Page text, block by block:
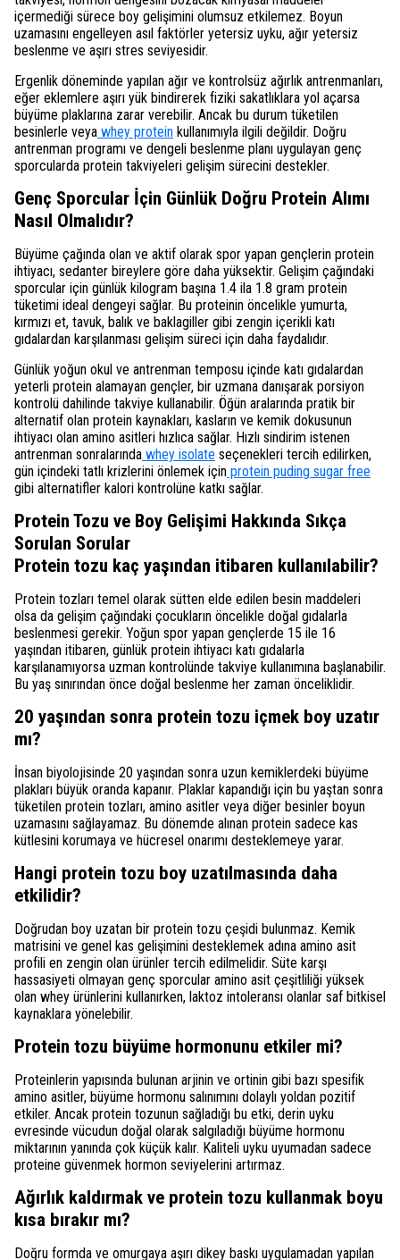
içermediği sürece boy gelişimini olumsuz etkilemez. Boyun
uzamasını engelleyen asıl faktörler yetersiz uyku, ağır yetersiz
beslenme ve aşırı stres seviyesidir.
Ergenlik döneminde yapılan ağır ve kontrolsüz ağırlık antrenmanları,
eğer eklemlere aşırı yük bindirerek fiziki sakatlıklara yol açarsa
büyüme plaklarına zarar verebilir. Ancak bu durum tüketilen
besinlerle veya whey protein kullanımıyla ilgili değildir. Doğru
antrenman programı ve dengeli beslenme planı uygulayan genç
sporcularda protein takviyeleri gelişim sürecini destekler.
Genç Sporcular İçin Günlük Doğru Protein Alımı
Nasıl Olmalıdır?
Büyüme çağında olan ve aktif olarak spor yapan gençlerin protein
ihtiyacı, sedanter bireylere göre daha yüksektir. Gelişim çağındaki
sporcular için günlük kilogram başına 1.4 ila 1.8 gram protein
tüketimi ideal dengeyi sağlar. Bu proteinin öncelikle yumurta,
kırmızı et, tavuk, balık ve baklagiller gibi zengin içerikli katı
gıdalardan karşılanması gelişim süreci için daha faydalıdır.
Günlük yoğun okul ve antrenman temposu içinde katı gıdalardan
yeterli protein alamayan gençler, bir uzmana danışarak porsiyon
kontrolü dahilinde takviye kullanabilir. Öğün aralarında pratik bir
alternatif olan protein kaynakları, kasların ve kemik dokusunun
ihtiyacı olan amino asitleri hızlıca sağlar. Hızlı sindirim istenen
antrenman sonralarında whey isolate seçenekleri tercih edilirken,
gün içindeki tatlı krizlerini önlemek için protein puding sugar free
gibi alternatifler kalori kontrolüne katkı sağlar.
Protein Tozu ve Boy Gelişimi Hakkında Sıkça
Sorulan Sorular
Protein tozu kaç yaşından itibaren kullanılabilir?
Protein tozları temel olarak sütten elde edilen besin maddeleri
olsa da gelişim çağındaki çocukların öncelikle doğal gıdalarla
beslenmesi gerekir. Yoğun spor yapan gençlerde 15 ile 16
yaşından itibaren, günlük protein ihtiyacı katı gıdalarla
karşılanamıyorsa uzman kontrolünde takviye kullanımına başlanabilir.
Bu yaş sınırından önce doğal beslenme her zaman önceliklidir.
20 yaşından sonra protein tozu içmek boy uzatır
mı?
İnsan biyolojisinde 20 yaşından sonra uzun kemiklerdeki büyüme
plakları büyük oranda kapanır. Plaklar kapandığı için bu yaştan sonra
tüketilen protein tozları, amino asitler veya diğer besinler boyun
uzamasını sağlayamaz. Bu dönemde alınan protein sadece kas
kütlesini korumaya ve hücresel onarımı desteklemeye yarar.
Hangi protein tozu boy uzatılmasında daha
etkilidir?
Doğrudan boy uzatan bir protein tozu çeşidi bulunmaz. Kemik
matrisini ve genel kas gelişimini desteklemek adına amino asit
profili en zengin olan ürünler tercih edilmelidir. Süte karşı
hassasiyeti olmayan genç sporcular amino asit çeşitliliği yüksek
olan whey ürünlerini kullanırken, laktoz intoleransı olanlar saf bitkisel
kaynaklara yönelebilir.
Protein tozu büyüme hormonunu etkiler mi?
Proteinlerin yapısında bulunan arjinin ve ortinin gibi bazı spesifik
amino asitler, büyüme hormonu salınımını dolaylı yoldan pozitif
etkiler. Ancak protein tozunun sağladığı bu etki, derin uyku
evresinde vücudun doğal olarak salgıladığı büyüme hormonu
miktarının yanında çok küçük kalır. Kaliteli uyku uyumadan sadece
proteine güvenmek hormon seviyelerini artırmaz.
Ağırlık kaldırmak ve protein tozu kullanmak boyu
kısa bırakır mı?
Doğru formda ve omurgaya aşırı dikey baskı uygulamadan yapılan